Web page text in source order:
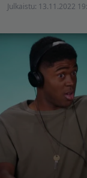
Julkaistu: 13.11.2022